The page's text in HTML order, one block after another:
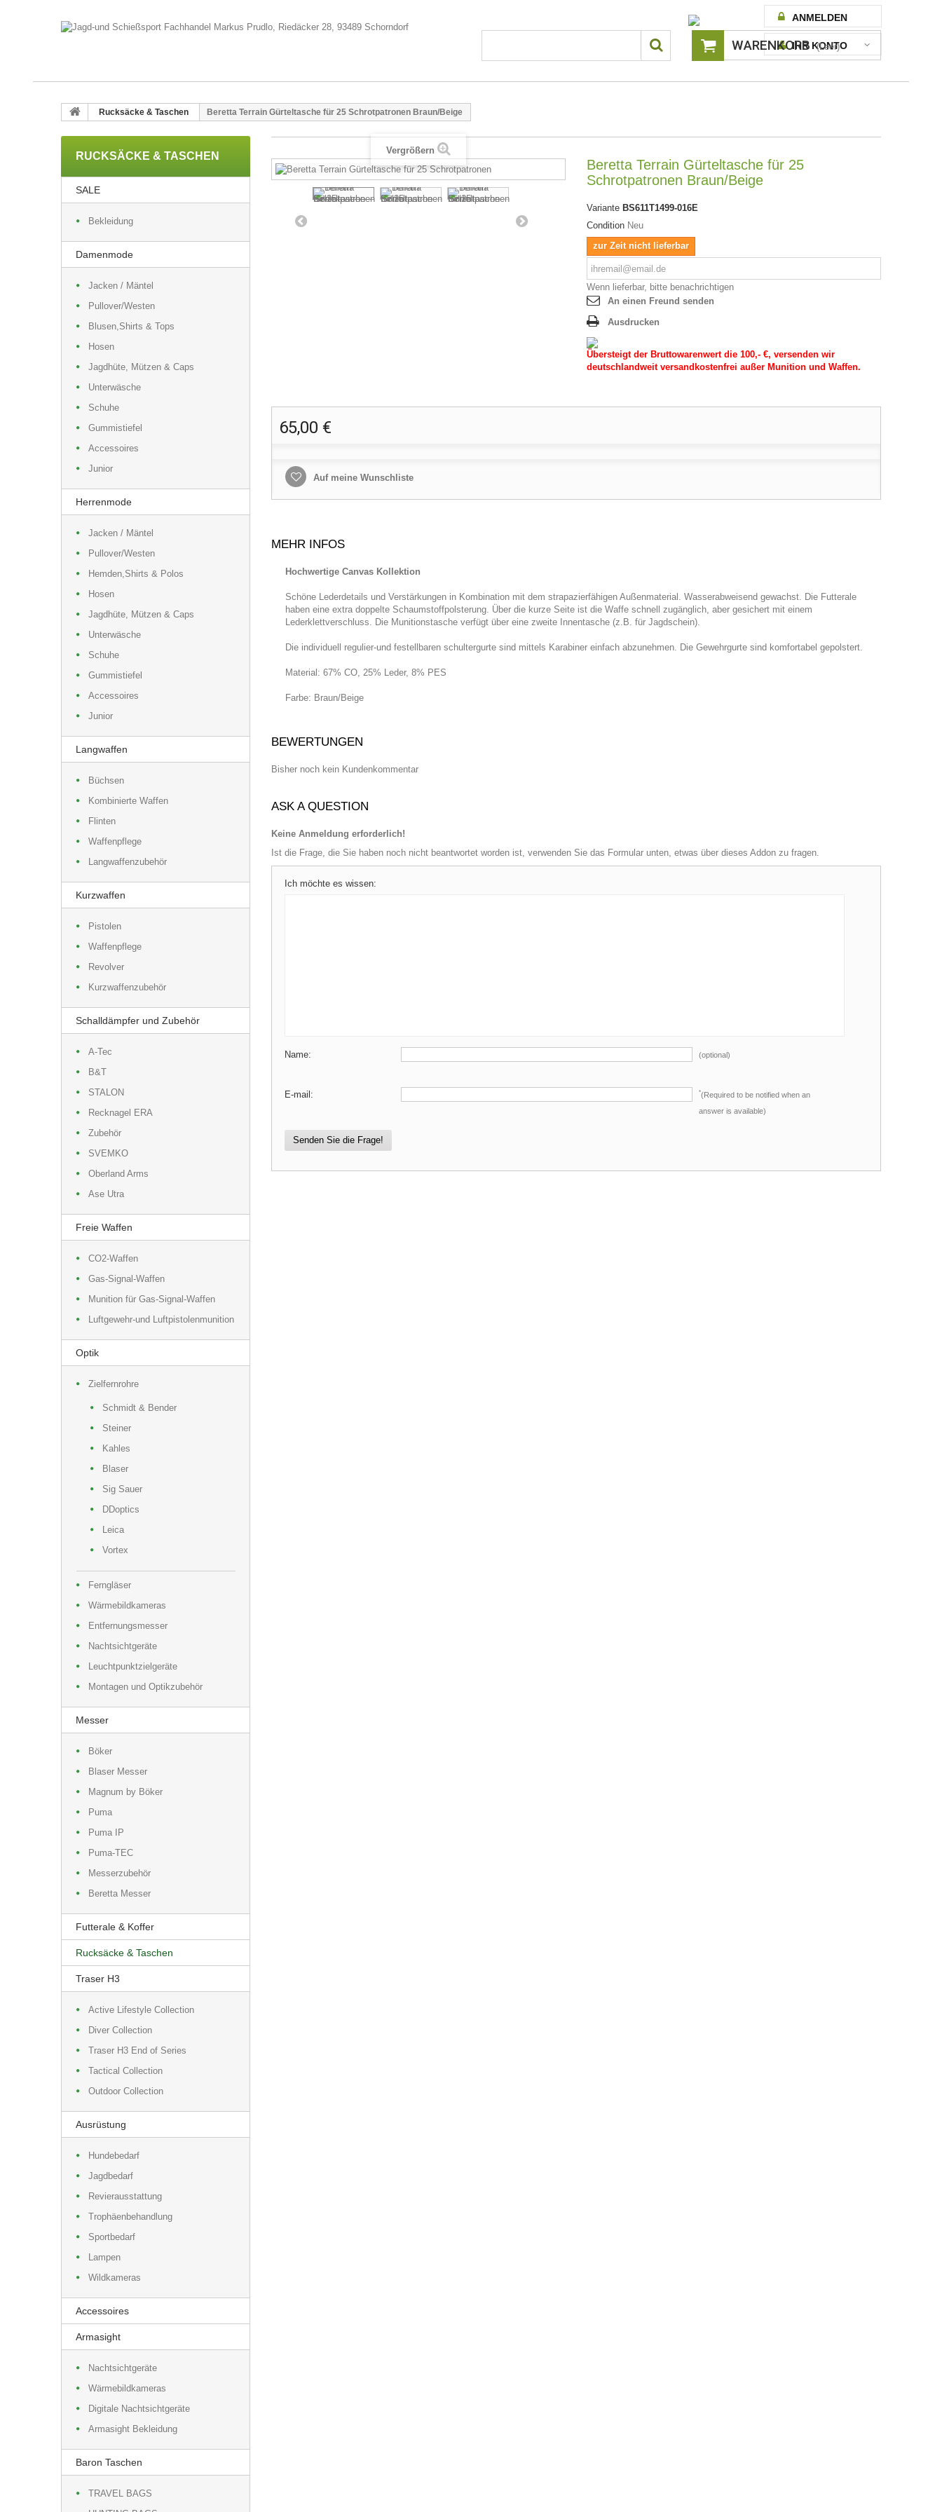
ANMELDEN
IHR KONTO
WARENKORB (Leer)
Rucksäcke & Taschen Beretta Terrain Gürteltasche für 25 Schrotpatronen Braun/Beige
RUCKSÄCKE & TASCHEN
SALE
Bekleidung
Damenmode
Jacken / Mäntel
Pullover/Westen
Blusen,Shirts & Tops
Hosen
Jagdhüte, Mützen & Caps
Unterwäsche
Schuhe
Gummistiefel
Accessoires
Junior
Herrenmode
Jacken / Mäntel
Pullover/Westen
Hemden,Shirts & Polos
Hosen
Jagdhüte, Mützen & Caps
Unterwäsche
Schuhe
Gummistiefel
Accessoires
Junior
Langwaffen
Büchsen
Kombinierte Waffen
Flinten
Waffenpflege
Langwaffenzubehör
Kurzwaffen
Pistolen
Waffenpflege
Revolver
Kurzwaffenzubehör
Schalldämpfer und Zubehör
A-Tec
B&T
STALON
Recknagel ERA
Zubehör
SVEMKO
Oberland Arms
Ase Utra
Freie Waffen
CO2-Waffen
Gas-Signal-Waffen
Munition für Gas-Signal-Waffen
Luftgewehr-und Luftpistolenmunition
Optik
Zielfernrohre
Schmidt & Bender
Steiner
Kahles
Blaser
Sig Sauer
DDoptics
Leica
Vortex
Ferngläser
Wärmebildkameras
Entfernungsmesser
Nachtsichtgeräte
Leuchtpunktzielgeräte
Montagen und Optikzubehör
Messer
Böker
Blaser Messer
Magnum by Böker
Puma
Puma IP
Puma-TEC
Messerzubehör
Beretta Messer
Futterale & Koffer
Rucksäcke & Taschen
Traser H3
Active Lifestyle Collection
Diver Collection
Traser H3 End of Series
Tactical Collection
Outdoor Collection
Ausrüstung
Hundebedarf
Jagdbedarf
Revierausstattung
Trophäenbehandlung
Sportbedarf
Lampen
Wildkameras
Accessoires
Armasight
Nachtsichtgeräte
Wärmebildkameras
Digitale Nachtsichtgeräte
Armasight Bekleidung
Baron Taschen
TRAVEL BAGS
Vergrößern
Beretta Terrain Gürteltasche für 25
Schrotpatronen Braun/Beige
Variante BS611T1499-016E
Condition Neu
zur Zeit nicht lieferbar
Wenn lieferbar, bitte benachrichtigen
An einen Freund senden
Ausdrucken
Übersteigt der Bruttowarenwert die 100,- €, versenden wir
deutschlandweit versandkostenfrei außer Munition und Waffen.
65,00 €
Auf meine Wunschliste
MEHR INFOS
Hochwertige Canvas Kollektion
Schöne Lederdetails und Verstärkungen in Kombination mit dem strapazierfähigen Außenmaterial. Wasserabweisend gewachst. Die Futterale
haben eine extra doppelte Schaumstoffpolsterung. Über die kurze Seite ist die Waffe schnell zugänglich, aber gesichert mit einem
Lederklettverschluss. Die Munitionstasche verfügt über eine zweite Innentasche (z.B. für Jagdschein).
Die individuell regulier-und festellbaren schultergurte sind mittels Karabiner einfach abzunehmen. Die Gewehrgurte sind komfortabel gepolstert.
Material: 67% CO, 25% Leder, 8% PES
Farbe: Braun/Beige
BEWERTUNGEN
Bisher noch kein Kundenkommentar
ASK A QUESTION
Keine Anmeldung erforderlich!
Ist die Frage, die Sie haben noch nicht beantwortet worden ist, verwenden Sie das Formular unten, etwas über dieses Addon zu fragen.
Ich möchte es wissen:
Name: (optional)
E-mail: *(Required to be notified when an
answer is available)
Senden Sie die Frage!